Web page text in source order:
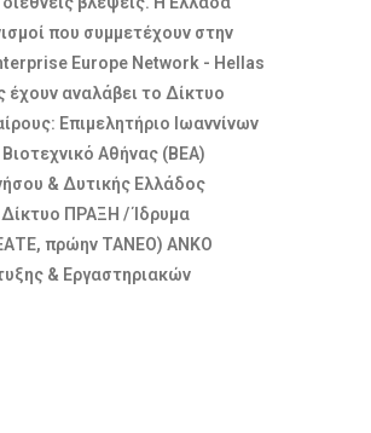
που συμμετέχουν στην
Europe Network - Hellas
έχουν αναλάβει το Δίκτυο
Επιμελητήριο Ιωαννίνων
Αθήνας (ΒΕΑ)
& Δυτικής Ελλάδος
ΠΡΑΞΗ / Ίδρυμα
πρώην ΤΑΝΕΟ) ΑΝΚΟ
& Εργαστηριακών